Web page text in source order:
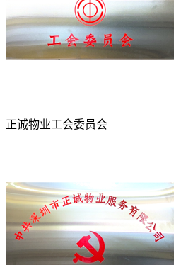
正诚物业工会委员会